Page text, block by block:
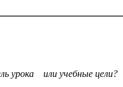
урока или учебные цели?